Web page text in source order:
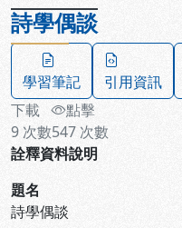
詩學偶談
學習筆記 引用資訊
下載
9 次數
點擊
547 次數
詮釋資料說明
題名
詩學偶談